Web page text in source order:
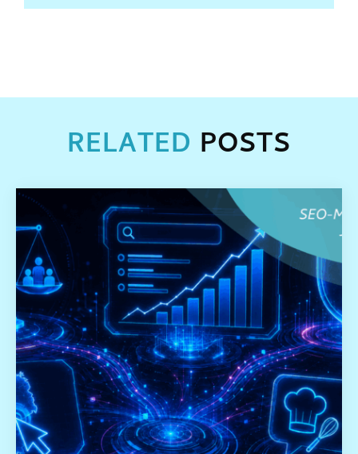
RELATED POSTS